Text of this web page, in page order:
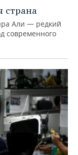
страна
Али — редкий
современного